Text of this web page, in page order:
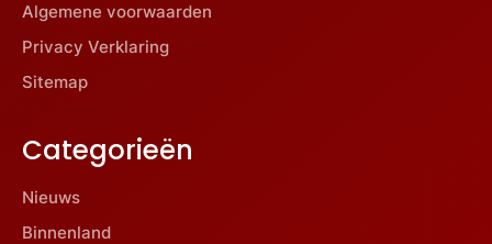
Algemene voorwaarden
Privacy Verklaring
Sitemap
Categorieën
Nieuws
Binnenland